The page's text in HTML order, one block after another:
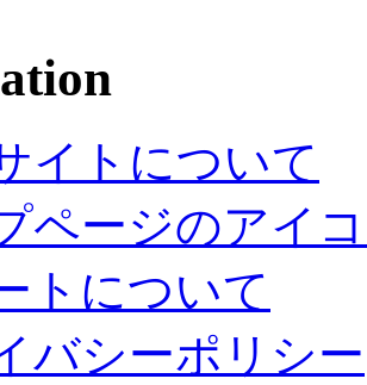
イトについて
ページのアイ
トについて
バシーポリシー